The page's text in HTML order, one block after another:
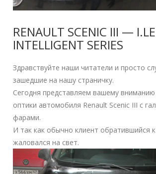
RENAULT SCENIC III —
INTELLIGENT SERIES
Здравствуйте наши читатели и просто
зашедшие на нашу страничку.
Сегодня представляем вашему
оптики автомобиля Renault Scenic III с
фарами.
И так как обычно клиент обратившийся
жаловался на свет.